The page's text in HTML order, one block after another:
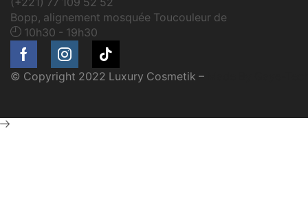
Bopp, alignement mosquée Toucouleur de
10h30 - 19h30
FacebookInstagram
Tik-
© Copyright 2022 Luxury Cosmetik –